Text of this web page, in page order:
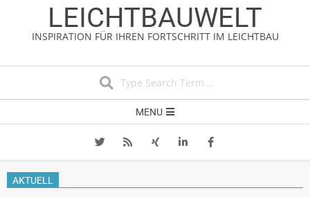
LEICHTBAUWELT
INSPIRATION FÜR IHREN FORTSCHRITT IM LEICHTBAU
Navigation
MENU
AKTUELL